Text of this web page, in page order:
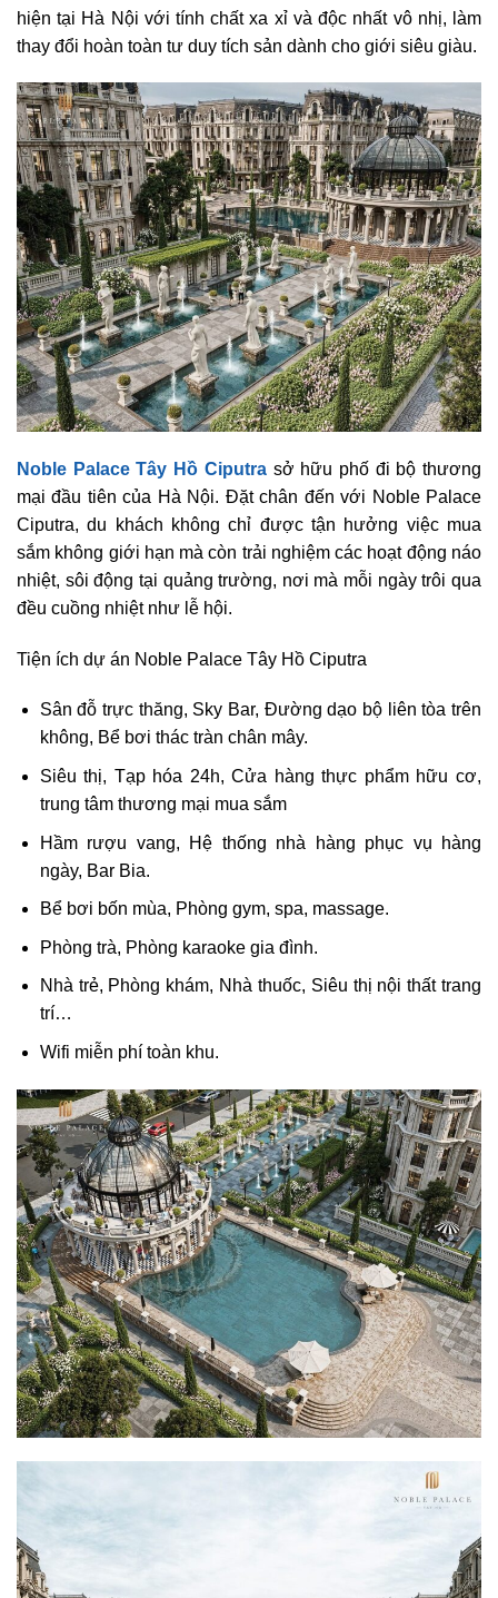
hiện tại Hà Nội với tính chất xa xỉ và độc nhất vô nhị, làm
thay đổi hoàn toàn tư duy tích sản dành cho giới siêu giàu.
Noble Palace Tây Hồ Ciputrasở hữu phố đi bộ thương
mại đầu tiên của Hà Nội. Đặt chân đến với Noble Palace
Ciputra, du khách không chỉ được tận hưởng việc mua
sắm không giới hạn mà còn trải nghiệm các hoạt động náo
nhiệt, sôi động tại quảng trường, nơi mà mỗi ngày trôi qua
đều cuồng nhiệt như lễ hội.
Tiện ích dự án Noble Palace Tây Hồ Ciputra
Sân đỗ trực thăng, Sky Bar, Đường dạo bộ liên tòa trên
không, Bể bơi thác tràn chân mây.
Siêu thị, Tạp hóa 24h, Cửa hàng thực phẩm hữu cơ,
trung tâm thương mại mua sắm
Hầm rượu vang, Hệ thống nhà hàng phục vụ hàng
ngày, Bar Bia.
Bể bơi bốn mùa, Phòng gym, spa, massage.
Phòng trà, Phòng karaoke gia đình.
Nhà trẻ, Phòng khám, Nhà thuốc, Siêu thị nội thất trang
trí…
Wifi miễn phí toàn khu.